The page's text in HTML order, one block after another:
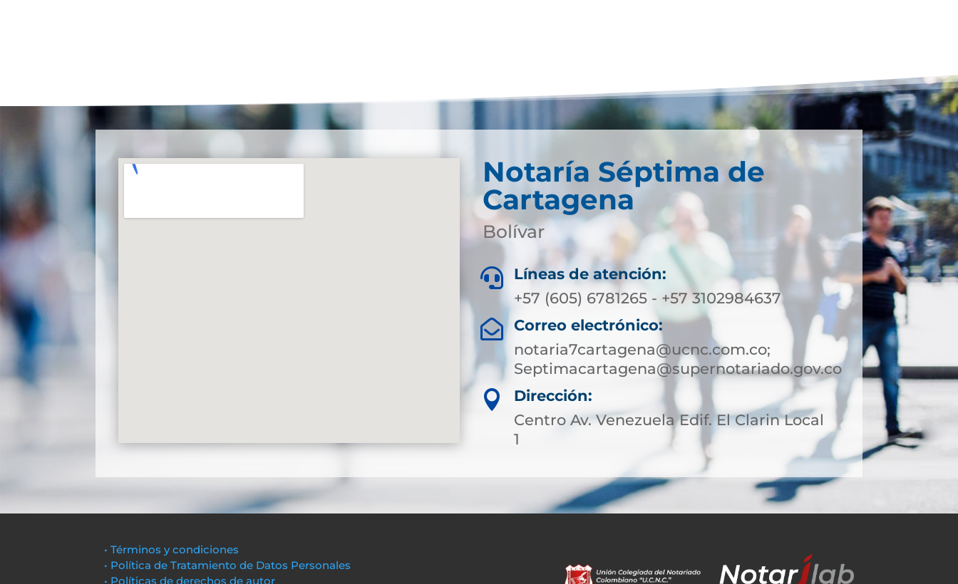
Notaría Séptima de
Cartagena
Bolívar

Líneas de atención:
+57 (605) 6781265 - +57 3102984637

Correo electrónico:
notaria7cartagena@ucnc.com.co;
Septimacartagena@supernotariado.gov.co

Dirección:
Centro Av. Venezuela Edif. El Clarin Local
1
• Términos y condiciones
• Política de Tratamiento de Datos Personales
• Políticas de derechos de autor